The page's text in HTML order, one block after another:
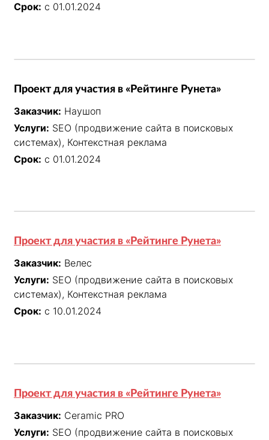
Срок: с 01.01.2024
Проект для участия в «Рейтинге Рунета»
Заказчик: Наушоп
Услуги: SEO (продвижение сайта в поисковых
системах), Контекстная реклама
Срок: с 01.01.2024
Проект для участия в «Рейтинге Рунета»
Заказчик: Велес
Услуги: SEO (продвижение сайта в поисковых
системах), Контекстная реклама
Срок: с 10.01.2024
Проект для участия в «Рейтинге Рунета»
Заказчик: Ceramic PRO
Услуги: SEO (продвижение сайта в поисковых